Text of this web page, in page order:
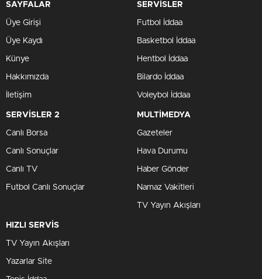
SAYFALAR
Üye Girişi
Üye Kaydı
Künye
Hakkımızda
İletişim
SERVİSLER
Futbol İddaa
Basketbol İddaa
Hentbol İddaa
Bilardo İddaa
Voleybol İddaa
SERVİSLER 2
Canlı Borsa
Canlı Sonuçlar
Canlı TV
Futbol Canlı Sonuçlar
MULTİMEDYA
Gazeteler
Hava Durumu
Haber Gönder
Namaz Vakitleri
TV Yayın Akışları
HIZLI SERVİS
TV Yayın Akışları
Yazarlar Site